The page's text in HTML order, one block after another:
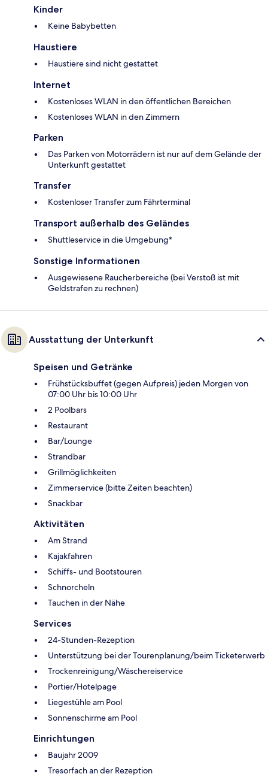
Kinder
Keine Babybetten
Haustiere
Haustiere sind nicht gestattet
Internet
Kostenloses WLAN in den öffentlichen Bereichen
Kostenloses WLAN in den Zimmern
Parken
Das Parken von Motorrädern ist nur auf dem Gelände der
Unterkunft gestattet
Transfer
Kostenloser Transfer zum Fährterminal
Transport außerhalb des Geländes
Shuttleservice in die Umgebung*
Sonstige Informationen
Ausgewiesene Raucherbereiche (bei Verstoß ist mit
Geldstrafen zu rechnen)
Ausstattung der Unterkunft
Speisen und Getränke
Frühstücksbuffet (gegen Aufpreis) jeden Morgen von
07:00 Uhr bis 10:00 Uhr
2 Poolbars
Restaurant
Bar/Lounge
Strandbar
Grillmöglichkeiten
Zimmerservice (bitte Zeiten beachten)
Snackbar
Aktivitäten
Am Strand
Kajakfahren
Schiffs- und Bootstouren
Schnorcheln
Tauchen in der Nähe
Services
24-Stunden-Rezeption
Unterstützung bei der Tourenplanung/beim Ticketerwerb
Trockenreinigung/Wäschereiservice
Portier/Hotelpage
Liegestühle am Pool
Sonnenschirme am Pool
Einrichtungen
Baujahr 2009
Tresorfach an der Rezeption